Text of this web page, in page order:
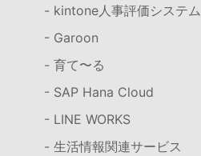
- kintone人事評価システム
- Garoon
- 育て〜る
- SAP Hana Cloud
- LINE WORKS
- 生活情報関連サービス